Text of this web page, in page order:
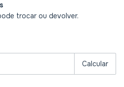
trocar ou devolver.
Calcular